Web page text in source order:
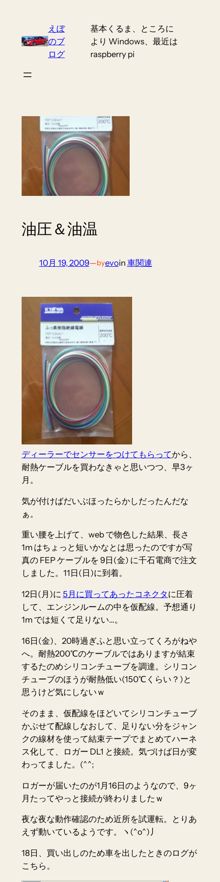
content
えぼ
のブ
ログ
基本くるま、ところに
より Windows、最近は
raspberry pi
油圧＆油温
10月 19, 2009—byevoin 車関連
ディーラーでセンサーをつけてもらってから、
耐熱ケーブルを買わなきゃと思いつつ、早3ヶ
月。
気が付けばだいぶほったらかしだったんだな
ぁ。
重い腰を上げて、web で物色した結果、長さ
1m はちょっと短いかなとは思ったのですが写
真の FEP ケーブルを 9日(金) に千石電商で注文
しました。11日(日)に到着。
12日(月)に 5月に買ってあったコネクタ に圧着
して、エンジンルームの中を仮配線。予想通り
1m では短くて足りない…。
16日(金)、20時過ぎふと思い立ってくろがねや
へ。耐熱200℃のケーブルではありますが結束
するたのめシリコンチューブを調達。シリコン
チューブのほうが耐熱低い(150℃くらい？)と
思うけど気にしないｗ
そのまま、仮配線をほどいてシリコンチューブ
かぶせて配線しなおして、足りない分をジャン
クの線材を使って結束テープでまとめてハーネ
ス化して、ロガー DL1 と接続。気づけば日が変
わってました。(^^;
ロガーが届いたのが1月16日のようなので、9ヶ
月たってやっと接続が終わりましたｗ
夜な夜な動作確認のため近所を試運転。とりあ
えず動いているようです。ヽ(^o^)丿
18日、買い出しのため車を出したときのログが
こちら。